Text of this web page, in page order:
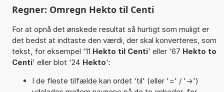
Regner: Omregn Hekto til Centi
For at opnå det ønskede resultat så hurtigt som muligt er
det bedst at indtaste den værdi, der skal konverteres, som
tekst, for eksempel '11 Hekto til Centi' eller '67 Hekto to
Centi' eller blot '24 Hekto':
I de fleste tilfælde kan ordet 'til' (eller '=' / '->')